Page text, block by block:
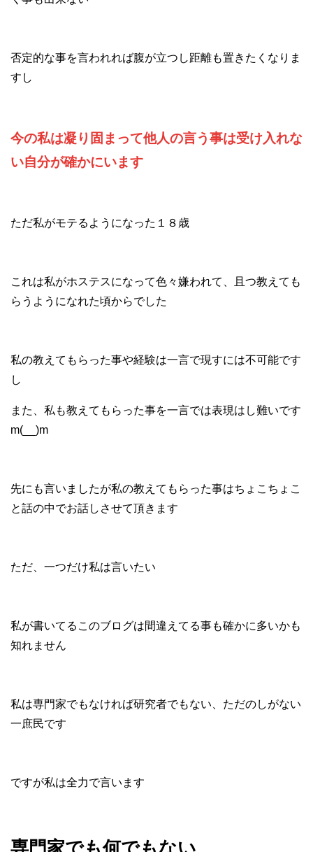
否定的な事を言われれば腹が立つし距離も置きたくなりま
すし
今の私は凝り固まって他人の言う事は受け入れな
い自分が確かにいます
ただ私がモテるようになった１８歳
これは私がホステスになって色々嫌われて、且つ教えても
らうようになれた頃からでした
私の教えてもらった事や経験は一言で現すには不可能です
し
また、私も教えてもらった事を一言では表現はし難いです
m(__)m
先にも言いましたが私の教えてもらった事はちょこちょこ
と話の中でお話しさせて頂きます
ただ、一つだけ私は言いたい
私が書いてるこのブログは間違えてる事も確かに多いかも
知れません
私は専門家でもなければ研究者でもない、ただのしがない
一庶民です
ですが私は全力で言います
専門家でも何でもない